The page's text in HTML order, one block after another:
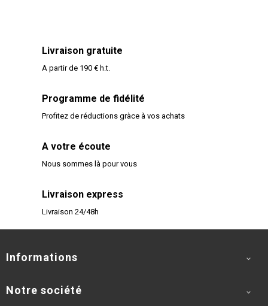
Livraison gratuite
A partir de 190 € h.t.
Programme de fidélité
Profitez de réductions gràce à vos achats
A votre écoute
Nous sommes là pour vous
Livraison express
Livraison 24/48h
Informations 
Notre société 